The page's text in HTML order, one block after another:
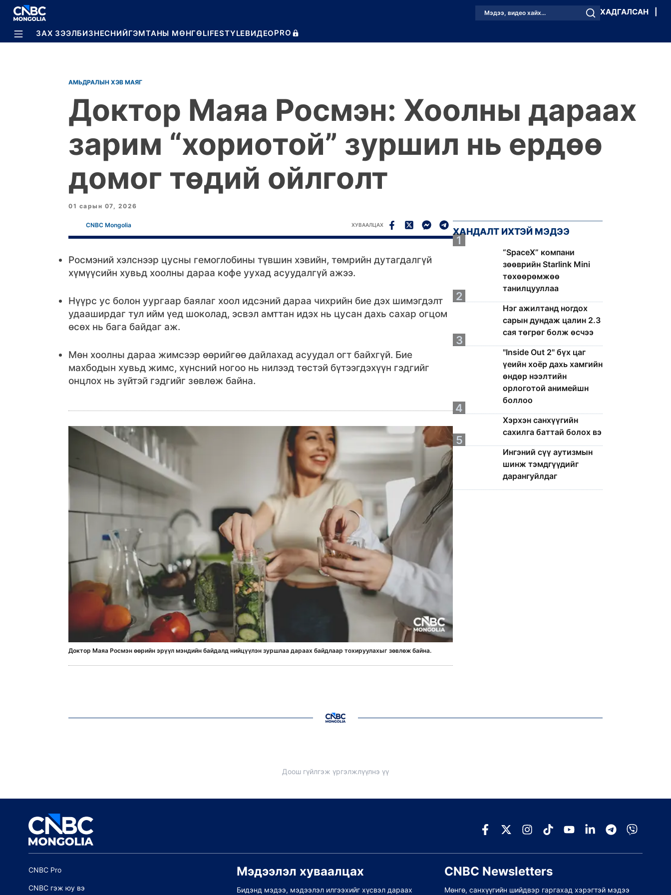
BREAKING
Мэдээ, видео хайх... ХАДГАЛСАН
ЗАХ ЗЭЭЛБИЗНЕСНИЙГЭМТАНЫ МӨНГӨLIFESTYLEВИДЕОPRO
АМЬДРАЛЫН ХЭВ МАЯГ
Доктор Маяа Росмэн: Хоолны дараах
зарим “хориотой” зуршил нь ердөө
домог төдий ойлголт
01 сарын 07, 2026
CNBC Mongolia ХУВААЛЦАХ
Росмэний хэлснээр цусны гемоглобины түвшин хэвийн, төмрийн дутагдалгүй
хүмүүсийн хувьд хоолны дараа кофе уухад асуудалгүй ажээ.
Нүүрс ус болон уургаар баялаг хоол идсэний дараа чихрийн бие дэх шимэгдэлт
удааширдаг тул ийм үед шоколад, эсвэл амттан идэх нь цусан дахь сахар огцом
өсөх нь бага байдаг аж.
Мөн хоолны дараа жимсээр өөрийгөө дайлахад асуудал огт байхгүй. Бие
махбодын хувьд жимс, хүнсний ногоо нь нилээд төстэй бүтээгдэхүүн гэдгийг
онцлох нь зүйтэй гэдгийг зөвлөж байна.
Доктор Маяа Росмэн өөрийн эрүүл мэндийн байдалд нийцүүлэн зуршлаа дараах байдлаар тохируулахыг зөвлөж байна.
ХАНДАЛТ ИХТЭЙ МЭДЭЭ
1
“SpaceX” компани
зөөврийн Starlink Mini
төхөөрөмжөө
танилцууллаа
2
Нэг ажилтанд ногдох
сарын дундаж цалин 2.3
сая төгрөг болж өсчээ
3
"Inside Out 2" бүх цаг
үеийн хоёр дахь хамгийн
өндөр нээлтийн
орлоготой анимейшн
боллоо
4
Хэрхэн санхүүгийн
сахилга баттай болох вэ
5
Ингэний сүү аутизмын
шинж тэмдгүүдийг
дарангуйлдаг
Доош гүйлгэж үргэлжлүүлнэ үү
CNBC Pro
CNBC гэж юу вэ
Мэдээлэл хуваалцах
Бидэнд мэдээ, мэдээлэл илгээхийг хүсвэл дараах
CNBC Newsletters
Мөнгө, санхүүгийн шийдвэр гаргахад хэрэгтэй мэдээ